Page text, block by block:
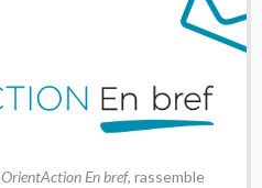
OrientAction En bref, rassemble